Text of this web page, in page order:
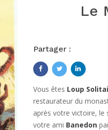
Le
Partager :
Vous êtes Loup
restaurateur du
après votre victoire, le
votre ami Banedon